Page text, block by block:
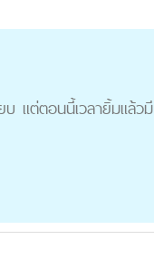
แต่ตอนนี้เวลายิ้มแล้วมี